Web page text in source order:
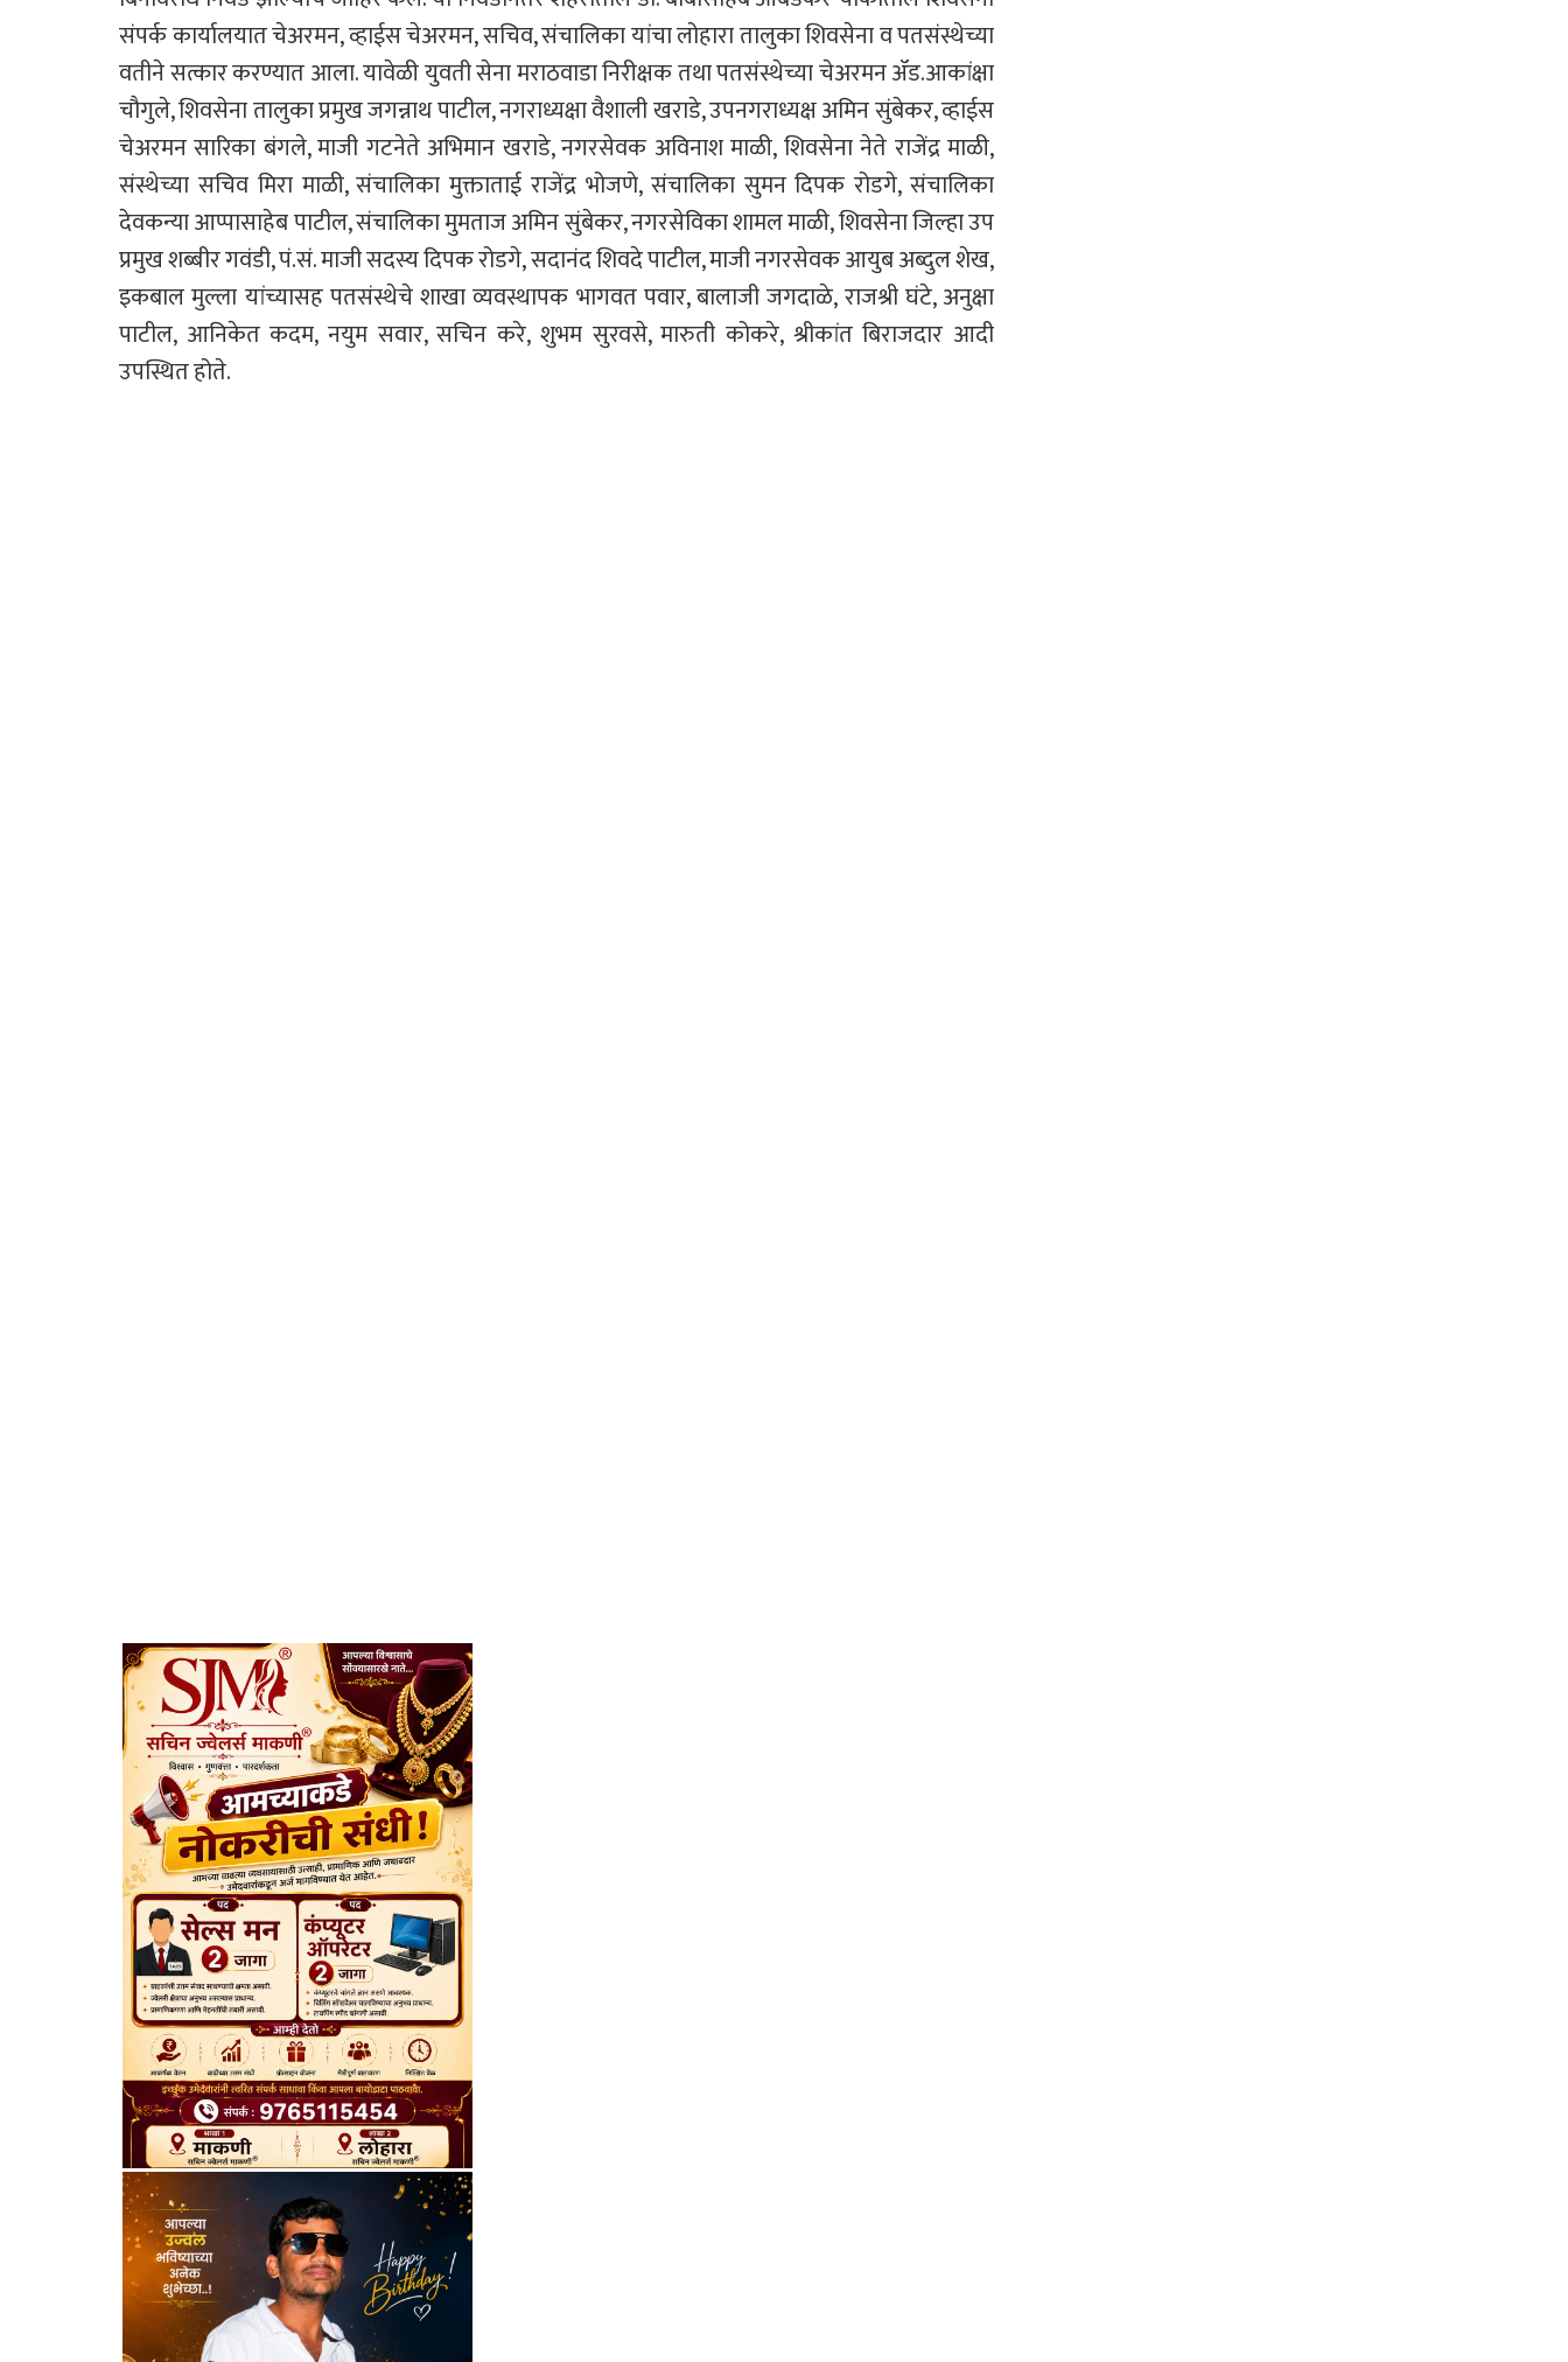
संपर्क कार्यालयात चेअरमन, व्हाईस चेअरमन, सचिव, संचालिका यांचा लोहारा तालुका शिवसेना व पतसंस्थेच्या
वतीने सत्कार करण्यात आला. यावेळी युवती सेना मराठवाडा निरीक्षक तथा पतसंस्थेच्या चेअरमन ॲड.आकांक्षा
चौगुले, शिवसेना तालुका प्रमुख जगन्नाथ पाटील, नगराध्यक्षा वैशाली खराडे, उपनगराध्यक्ष अमिन सुंबेकर, व्हाईस
चेअरमन सारिका बंगले, माजी गटनेते अभिमान खराडे, नगरसेवक अविनाश माळी, शिवसेना नेते राजेंद्र माळी,
संस्थेच्या सचिव मिरा माळी, संचालिका मुक्ताताई राजेंद्र भोजणे, संचालिका सुमन दिपक रोडगे, संचालिका
देवकन्या आप्पासाहेब पाटील, संचालिका मुमताज अमिन सुंबेकर, नगरसेविका शामल माळी, शिवसेना जिल्हा उप
प्रमुख शब्बीर गवंडी, पं.सं. माजी सदस्य दिपक रोडगे, सदानंद शिवदे पाटील, माजी नगरसेवक आयुब अब्दुल शेख,
इकबाल मुल्ला यांच्यासह पतसंस्थेचे शाखा व्यवस्थापक भागवत पवार, बालाजी जगदाळे, राजश्री घंटे, अनुक्षा
पाटील, आनिकेत कदम, नयुम सवार, सचिन करे, शुभम सुरवसे, मारुती कोकरे, श्रीकांत बिराजदार आदी
उपस्थित होते.